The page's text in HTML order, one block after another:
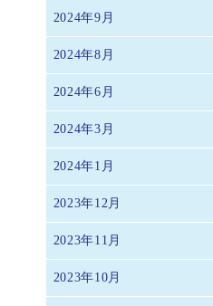
2024年9月
2024年8月
2024年6月
2024年3月
2024年1月
2023年12月
2023年11月
2023年10月